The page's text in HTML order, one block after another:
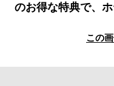
のお得な特典で、
この